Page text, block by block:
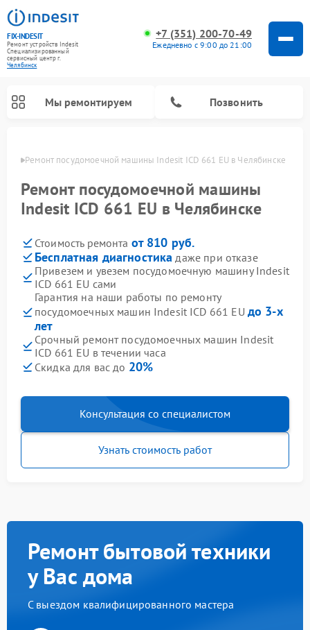
FIX-INDESIT
Ремонт устройств Indesit
Специализированный
cервисный центр г.
Челябинск
+7 (351) 200-70-49
Ежедневно с 9:00 до 21:00
Мы ремонтируем Позвонить
Ремонт посудомоечной машины Indesit ICD 661 EU в Челябинске
Ремонт посудомоечной машины
Indesit ICD 661 EU в Челябинске
Стоимость ремонта от 810 руб.
Бесплатная диагностика даже при отказе
Привезем и увезем посудомоечную машину Indesit
ICD 661 EU сами
Гарантия на наши работы по ремонту
посудомоечных машин Indesit ICD 661 EU до 3-х
лет
Срочный ремонт посудомоечных машин Indesit
ICD 661 EU в течении часа
Скидка для вас до 20%
Консультация со специалистом
Узнать стоимость работ
Ремонт бытовой техники
у Вас дома
С выездом квалифицированного мастера